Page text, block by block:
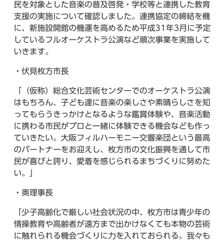
民を対象とした音楽の普及啓発・学校等と連携した教育
支援の実施について確認しました。連携協定の締結を機
に、新施設開館の機運を高めるため平成31年3月に予定
しているフルオーケストラ公演など順次事業を実施して
いきます。
・伏見枚方市長
「（仮称）総合文化芸術センターでのオーケストラ公演
はもちろん、子ども達に音楽の楽しさや素晴らしさを知
ってもらうきっかけとなるような鑑賞体験や、音楽活動
に携わる市民がプロと一緒に体験できる機会なども作っ
ていきたい。大阪フィルハーモニー交響楽団という最高
のパートナーをお迎えし、枚方市の文化振興を通して市
民が喜びと誇り、愛着を感じられるまちづくりに努めた
い。」
・奥理事長
「少子高齢化で厳しい社会状況の中、枚方市は青少年の
情操教育や高齢者が遠方まで出かけなくても本物の芸術
に触れられる機会づくりに力を入れておられる。我々も